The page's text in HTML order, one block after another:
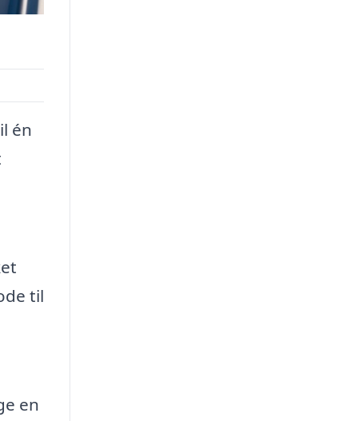
én
til
en